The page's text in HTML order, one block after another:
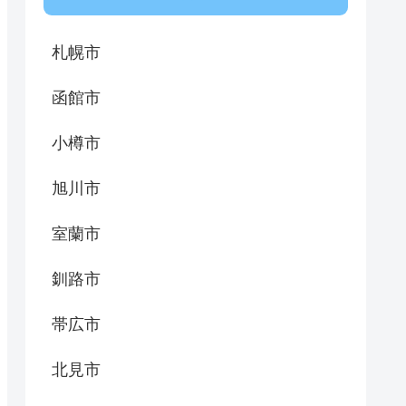
札幌市
函館市
小樽市
旭川市
室蘭市
釧路市
帯広市
北見市